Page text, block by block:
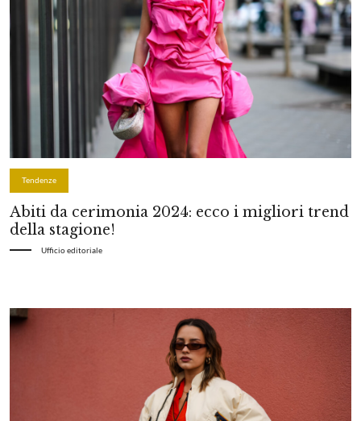
Tendenze
Abiti da cerimonia 2024: ecco i migliori trend
della stagione!
Ufficio editoriale